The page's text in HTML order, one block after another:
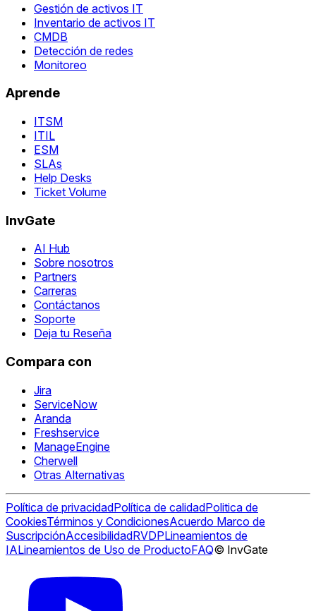
Gestión de activos IT
Inventario de activos IT
CMDB
Detección de redes
Monitoreo
Aprende
ITSM
ITIL
ESM
SLAs
Help Desks
Ticket Volume
InvGate
AI Hub
Sobre nosotros
Partners
Carreras
Contáctanos
Soporte
Deja tu Reseña
Compara con
Jira
ServiceNow
Aranda
Freshservice
ManageEngine
Cherwell
Otras Alternativas
Política de privacidadPolítica de calidadPolitica de
CookiesTérminos y CondicionesAcuerdo Marco de
SuscripciónAccesibilidadRVDPLineamientos de
IALineamientos de Uso de ProductoFAQ© InvGate